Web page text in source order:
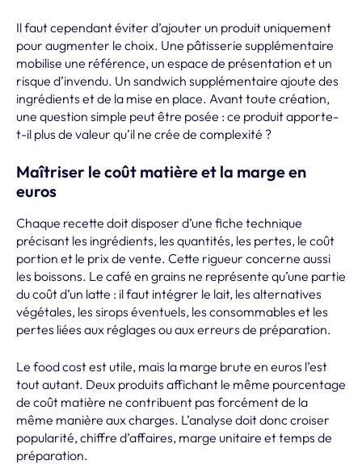
Il faut cependant éviter d’ajouter un produit uniquement
pour augmenter le choix. Une pâtisserie supplémentaire
mobilise une référence, un espace de présentation et un
risque d’invendu. Un sandwich supplémentaire ajoute des
ingrédients et de la mise en place. Avant toute création,
une question simple peut être posée : ce produit apporte-
t-il plus de valeur qu’il ne crée de complexité ?
Maîtriser le coût matière et la marge en
euros
Chaque recette doit disposer d’une fiche technique
précisant les ingrédients, les quantités, les pertes, le coût
portion et le prix de vente. Cette rigueur concerne aussi
les boissons. Le café en grains ne représente qu’une partie
du coût d’un latte : il faut intégrer le lait, les alternatives
végétales, les sirops éventuels, les consommables et les
pertes liées aux réglages ou aux erreurs de préparation.
Le food cost est utile, mais la marge brute en euros l’est
tout autant. Deux produits affichant le même pourcentage
de coût matière ne contribuent pas forcément de la
même manière aux charges. L’analyse doit donc croiser
popularité, chiffre d’affaires, marge unitaire et temps de
préparation.